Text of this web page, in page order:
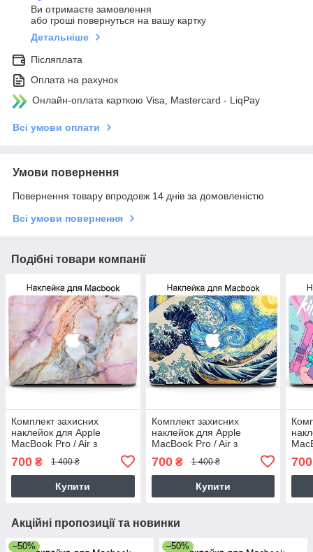
Ви отримаєте замовлення
або гроші повернуться на вашу картку
Детальніше
Післяплата
Оплата на рахунок
Онлайн-оплата карткою Visa, Mastercard - LiqPay
Всі умови оплати
Умови повернення
Повернення товару впродовж 14 днів за домовленістю
Всі умови повернення
Подібні товари компанії
Комплект захисних
наклейок для Apple
MacBook Pro / Air з
принтом Мармур (Marble)
700 ₴ 1 400 ₴
Купити
Комплект захисних
наклейок для Apple
MacBook Pro / Air з
принтом Нагасакі Велика
Хвиля і Ван Гог Зоряна Ніч
Nagasaki
700₴ 1 400 ₴
Купити
art)
700
Акційні пропозиції та новинки
–50% –50%